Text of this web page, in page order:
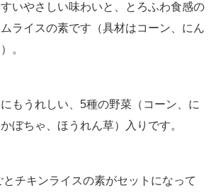
すいやさしい味わいと、とろふわ食感の
ライスの素です（具材はコーン、にん
。
もうれしい、5種の野菜（コーン、に
ぼちゃ、ほうれん草）入りです。
とチキンライスの素がセットになって